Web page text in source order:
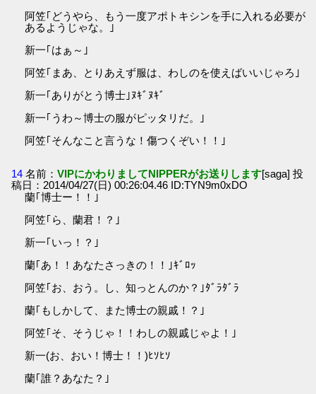
阿笠｢どうやら、もう一度アポトキシンを手に入れる必要が
あるようじゃな。｣
新一｢はぁ～｣
阿笠｢まあ、とりあえず服は、わしのを使えばいいじゃろ｣
新一｢ありがとう博士｣ﾇｷﾞﾇｷﾞ
新一｢うわ～博士の服がピッタリだ。｣
阿笠｢そんなこと言うな！傷つくぞい！！｣
14 名前：VIPにかわりましてNIPPERがお送りします[saga] 投
稿日：2014/04/27(日) 00:26:04.46 ID:TYN9m0xDO
蘭｢博士ー！！｣
阿笠｢ら、蘭君！？｣
新一｢いっ！？｣
蘭｢あ！！あなたさっきの！！｣ｷﾞﾛｯ
阿笠｢お、おう。し、知っとんのか？｣ﾀﾞﾗﾀﾞﾗ
蘭｢もしかして、また博士の親戚！？｣
阿笠｢そ、そうじゃ！！わしの親戚じゃよ！｣
新一(お、おい！博士！！)ﾋｿﾋｿ
蘭｢誰？あなた？｣